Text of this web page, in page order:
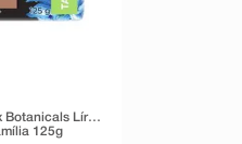
Botanicals Lírio
125g